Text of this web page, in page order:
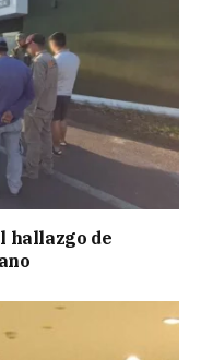
hallazgo de